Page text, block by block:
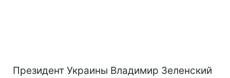
Президент Украины Владимир Зеленский